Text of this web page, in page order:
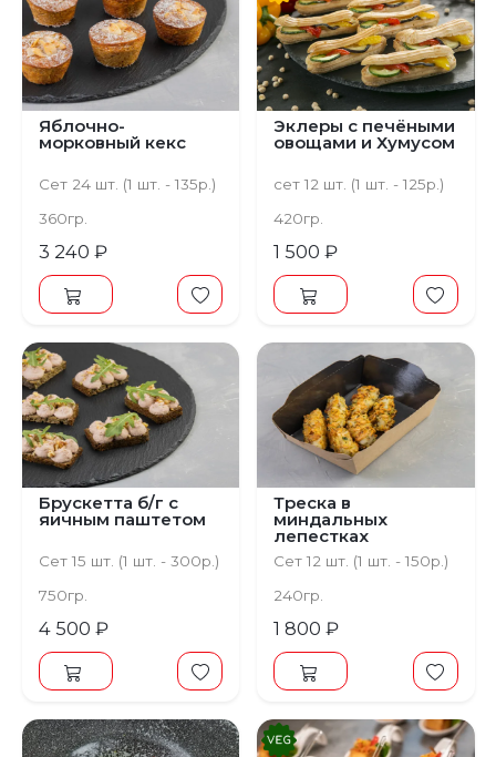
Яблочно-
морковный кекс
Сет 24 шт. (1 шт. - 135р.)
360гр.
3 240 ₽
Эклеры с печёными
овощами и Хумусом
сет 12 шт. (1 шт. - 125р.)
420гр.
1 500 ₽
Брускетта б/г с
яичным паштетом
Сет 15 шт. (1 шт. - 300р.)
750гр.
4 500 ₽
Треска в
миндальных
лепестках
Сет 12 шт. (1 шт. - 150р.)
240гр.
1 800 ₽